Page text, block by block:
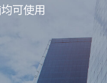
可使用